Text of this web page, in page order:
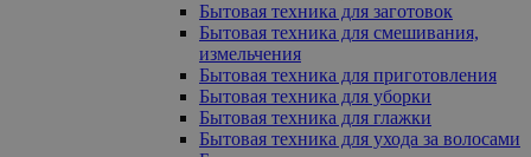
Бытовая техника для заготовок
Бытовая техника для смешивания,
измельчения
Бытовая техника для приготовления
Бытовая техника для уборки
Бытовая техника для глажки
Бытовая техника для ухода за волосами